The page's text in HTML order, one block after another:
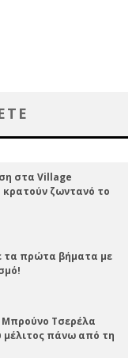
στα Village
κρατούν ζωντανό το
τα πρώτα βήματα με
Μπρούνο Τσερέλα
μέλιτος πάνω από τη